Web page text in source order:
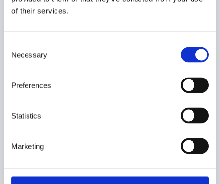
of their services.
Necessary
Preferences
Statistics
MarketingBEHÖVER DU HJÄLP?